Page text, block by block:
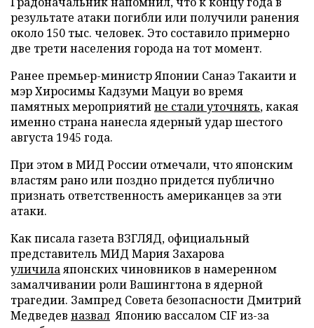
результате атаки погибли или получили ранения
около 150 тыс. человек. Это составило примерно
две трети населения города на тот момент.
Ранее премьер-министр Японии Санаэ Такаити и
мэр Хиросимы Кадзуми Мацуи во время
памятных мероприятийне стали уточнять, какая
именно страна нанесла ядерный удар шестого
августа 1945 года.
При этом в МИД России отмечали, что японским
властям рано или поздно придется публично
признать ответственность американцев за эти
атаки.
Как писала газета ВЗГЛЯД, официальный
представитель МИД Мария Захарова
уличилаяпонских чиновников в намеренном
замалчивании роли Вашингтона в ядерной
трагедии. Зампред Совета безопасности Дмитрий
Медведев назвал Японию вассалом CIF из-за